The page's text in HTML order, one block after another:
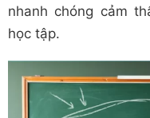
nhanh chóng cảm
học tập.